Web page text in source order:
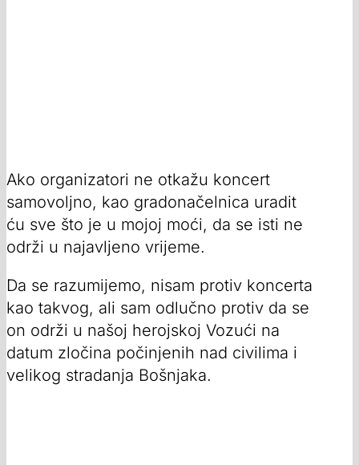
Ako organizatori ne otkažu koncert
samovoljno, kao gradonačelnica uradit
ću sve što je u mojoj moći, da se isti ne
održi u najavljeno vrijeme.
Da se razumijemo, nisam protiv koncerta
kao takvog, ali sam odlučno protiv da se
on održi u našoj herojskoj Vozući na
datum zločina počinjenih nad civilima i
velikog stradanja Bošnjaka.